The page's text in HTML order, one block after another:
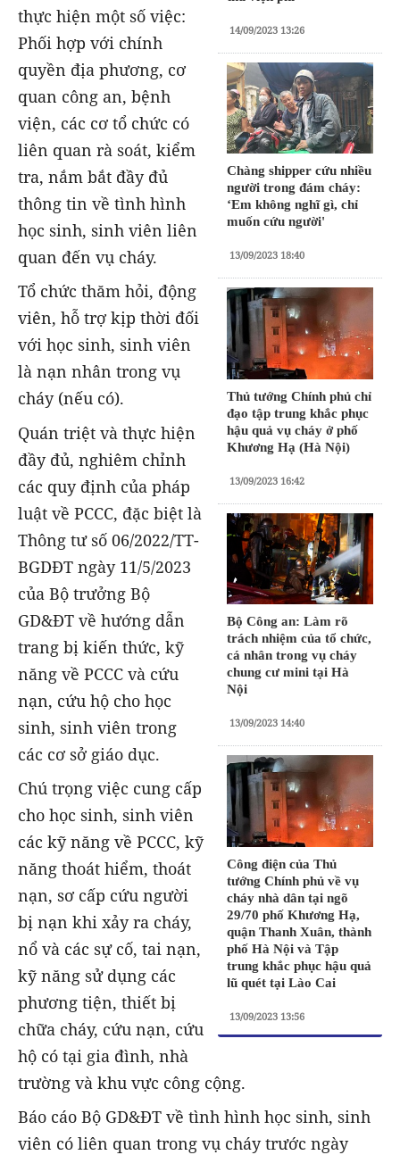
14/09/2023 13:26
Chàng shipper cứu nhiều
người trong đám cháy:
‘Em không nghĩ gì, chỉ
muốn cứu người'
13/09/2023 18:40
Thủ tướng Chính phủ chỉ
đạo tập trung khắc phục
hậu quả vụ cháy ở phố
Khương Hạ (Hà Nội)
13/09/2023 16:42
Bộ Công an: Làm rõ
trách nhiệm của tổ chức,
cá nhân trong vụ cháy
chung cư mini tại Hà
Nội
13/09/2023 14:40
Công điện của Thủ
tướng Chính phủ về vụ
cháy nhà dân tại ngõ
29/70 phố Khương Hạ,
quận Thanh Xuân, thành
phố Hà Nội và Tập
trung khắc phục hậu quả
lũ quét tại Lào Cai
13/09/2023 13:56
thực hiện một số việc:
Phối hợp với chính
quyền địa phương, cơ
quan công an, bệnh
viện, các cơ tổ chức có
liên quan rà soát, kiểm
tra, nắm bắt đầy đủ
thông tin về tình hình
học sinh, sinh viên liên
quan đến vụ cháy.
Tổ chức thăm hỏi, động
viên, hỗ trợ kịp thời đối
với học sinh, sinh viên
là nạn nhân trong vụ
cháy (nếu có).
Quán triệt và thực hiện
đầy đủ, nghiêm chỉnh
các quy định của pháp
luật về PCCC, đặc biệt là
Thông tư số 06/2022/TT-
BGDĐT ngày 11/5/2023
của Bộ trưởng Bộ
GD&ĐT về hướng dẫn
trang bị kiến thức, kỹ
năng về PCCC và cứu
nạn, cứu hộ cho học
sinh, sinh viên trong
các cơ sở giáo dục.
Chú trọng việc cung cấp
cho học sinh, sinh viên
các kỹ năng về PCCC, kỹ
năng thoát hiểm, thoát
nạn, sơ cấp cứu người
bị nạn khi xảy ra cháy,
nổ và các sự cố, tai nạn,
kỹ năng sử dụng các
phương tiện, thiết bị
chữa cháy, cứu nạn, cứu
hộ có tại gia đình, nhà
trường và khu vực công cộng.
Báo cáo Bộ GD&ĐT về tình hình học sinh, sinh
viên có liên quan trong vụ cháy trước ngày